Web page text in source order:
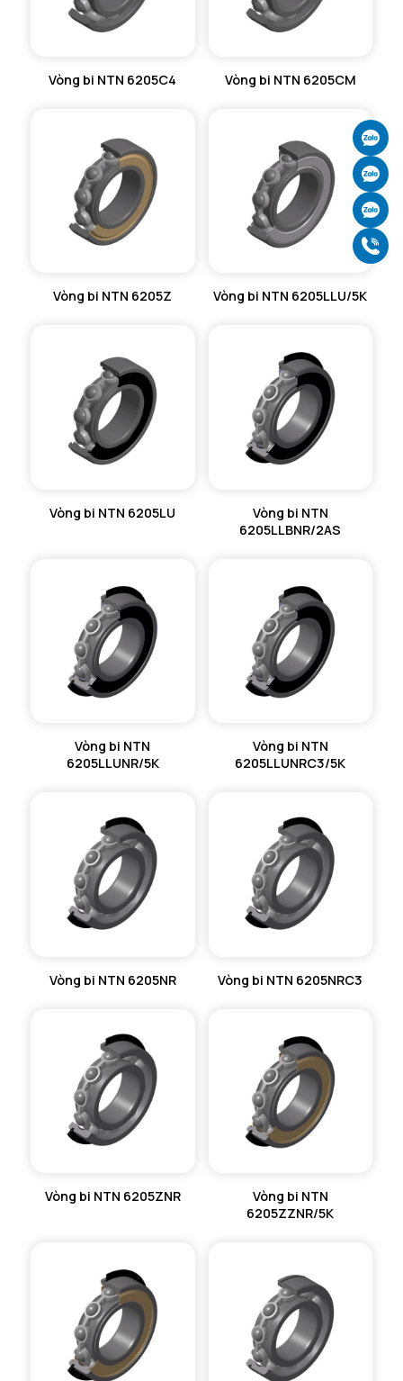
Vòng bi NTN 6205C4 Vòng bi NTN 6205CM
Vòng bi NTN 6205Z Vòng bi NTN 6205LLU/5K
Vòng bi NTN 6205LU
Vòng bi NTN
6205LLBNR/2AS
Vòng bi NTN
6205LLUNR/5K
Vòng bi NTN
6205LLUNRC3/5K
Vòng bi NTN 6205NR Vòng bi NTN 6205NRC3
Vòng bi NTN 6205ZNR
Vòng bi NTN
6205ZZNR/5K